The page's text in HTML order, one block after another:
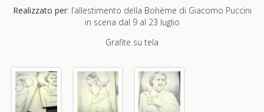
Realizzato per: l’allestimento della Bohème di Giacomo Puccini
in scena dal 9 al 23 luglio
Grafite su tela